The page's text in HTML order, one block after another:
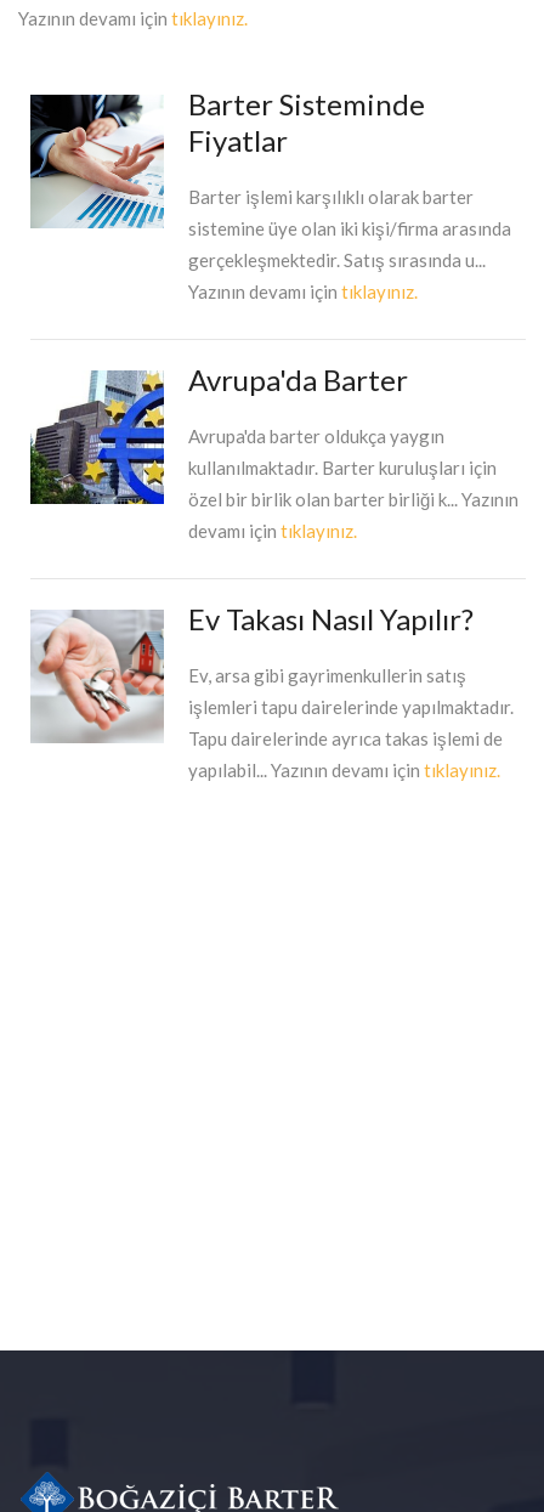
Yazının devamı için tıklayınız.
Barter Sisteminde
Fiyatlar
Barter işlemi karşılıklı olarak barter
sistemine üye olan iki kişi/firma arasında
gerçekleşmektedir. Satış sırasında u...
Yazının devamı için tıklayınız.
Avrupa'da Barter
Avrupa'da barter oldukça yaygın
kullanılmaktadır. Barter kuruluşları için
özel bir birlik olan barter birliği k... Yazının
devamı için tıklayınız.
Ev Takası Nasıl Yapılır?
Ev, arsa gibi gayrimenkullerin satış
işlemleri tapu dairelerinde yapılmaktadır.
Tapu dairelerinde ayrıca takas işlemi de
yapılabil... Yazının devamı için tıklayınız.